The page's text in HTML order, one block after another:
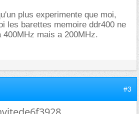
plus experimente que moi,
les barettes memoire ddr400 ne
mais a 200MHz.
#3